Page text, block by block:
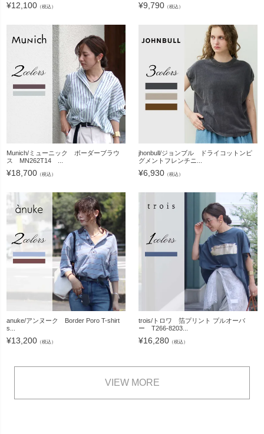
¥12,100 （税込） ¥9,790 （税込）
Munich/ミューニック ボーダーブラウ
ス MN262T14 ...
¥18,700 （税込）
jhonbull/ジョンブル ドライコットンピ
グメントフレンチニ...
¥6,930 （税込）
anuke/アンヌーク Border Poro T-shirt
s...
¥13,200 （税込）
trois/トロワ 箔プリント プルオーバ
ー T266-8203...
¥16,280 （税込）
VIEW MORE